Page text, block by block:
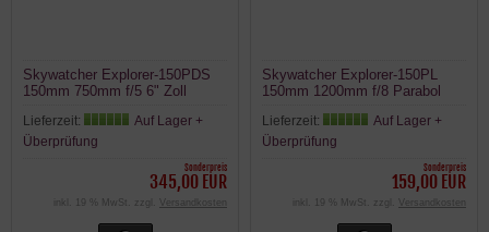
Skywatcher Explorer-150PDS
150mm 750mm f/5 6" Zoll
Lieferzeit:
Auf Lager +
Überprüfung
Sonderpreis
345,00 EUR
inkl. 19 % MwSt. zzgl. Versandkosten
Skywatcher Explorer-150PL
150mm 1200mm f/8 Parabol
Lieferzeit:
Auf Lager +
Überprüfung
Sonderpreis
159,00 EUR
inkl. 19 % MwSt. zzgl. Versandkosten